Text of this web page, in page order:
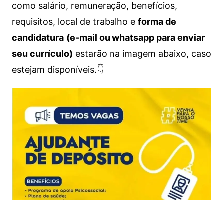
como salário, remuneração, benefícios,
requisitos, local de trabalho e forma de
candidatura (e-mail ou whatsapp para enviar
seu currículo) estarão na imagem abaixo, caso
estejam disponíveis.👇